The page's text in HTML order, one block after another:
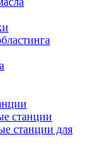
станции
станции для